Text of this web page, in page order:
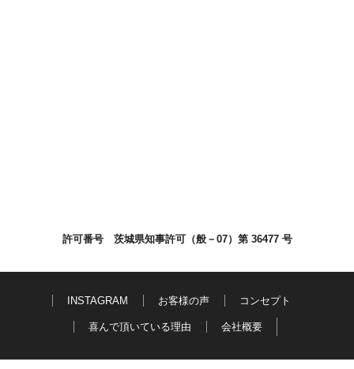
許可番号 茨城県知事許可（般－07）第 36477 号
INSTAGRAM お客様の声 コンセプト
喜んで頂いている理由 会社概要